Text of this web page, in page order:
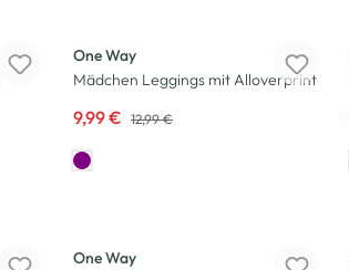
One Way
Mädchen Leggings mit Alloverprint
9,99 € 12,99 €
One Way